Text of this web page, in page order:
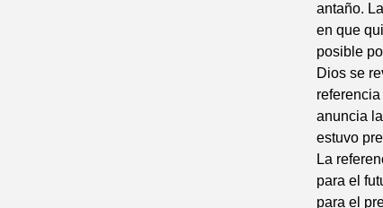
antaño.
en que
posible
Dios se
anuncia
estuvo
La
para el
para el